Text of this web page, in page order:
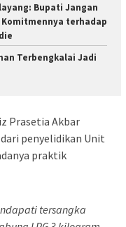
Bupati Jangan
terhadap
Terbengkalai Jadi
Prasetia Akbar
penyelidikan Unit
praktik
tersangka